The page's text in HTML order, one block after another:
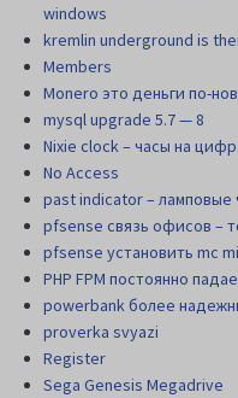
windows
kremlin underground is
Members
Monero это деньги по-
mysql upgrade 5.7 — 8
Nixie clock – часы на
No Access
past indicator – ламповые
pfsense связь офисов –
pfsense установить mc
PHP FPM постоянно
powerbank более
proverka svyazi
Register
Sega Genesis Megadrive